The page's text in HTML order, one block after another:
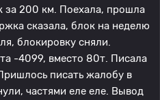
за 200 км. Поехала, прошла
сказала, блок на неделю
блокировку сняли.
-4099, вместо 80т. Писала
писать жалобу в
частями еле еле. Вывод